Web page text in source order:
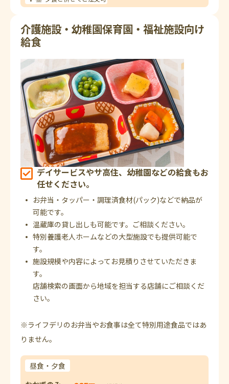
介護施設・幼稚園保育園・福祉施設向け
給食
デイサービスやサ高住、幼稚園などの給食もお
任せください。
お弁当・タッパー・調理済食材(パック)などで納品が
可能です。
温蔵庫の貸し出しも可能です。ご相談ください。
特別養護老人ホームなどの大型施設でも提供可能で
す。
施設規模や内容によってお見積りさせていただきま
す。
店舗検索の画面から地域を担当する店舗にご相談くだ
さい。
※ライフデリのお弁当やお食事は全て特別用途食品ではあ
りません。
昼食・夕食